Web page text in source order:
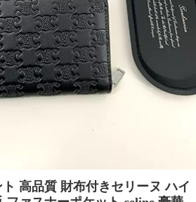
高品質 財布付きセリーヌ ハイ